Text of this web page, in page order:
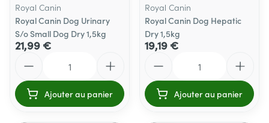
Royal Canin
Royal Canin Dog Urinary
S/o Small Dog Dry 1,5kg
21,99 €
Ajouter au panier
Royal Canin
Royal Canin Dog Hepatic
Dry 1,5kg
19,19 €
Ajouter au panier